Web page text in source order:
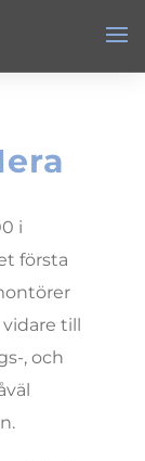
i
första
till
, och